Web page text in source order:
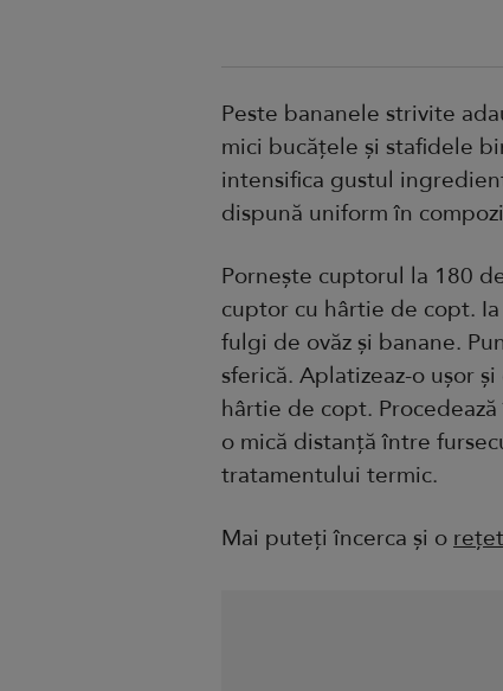
Peste bananele strivite
mici bucățele și stafidele
intensifica gustul
dispună uniform în
Pornește cuptorul la 180
cuptor cu hârtie de copt.
fulgi de ovăz și banane.
sferică. Aplatizeaz-o ușor
hârtie de copt.
o mică distanță între
tratamentului termic.
Mai puteți încerca și o